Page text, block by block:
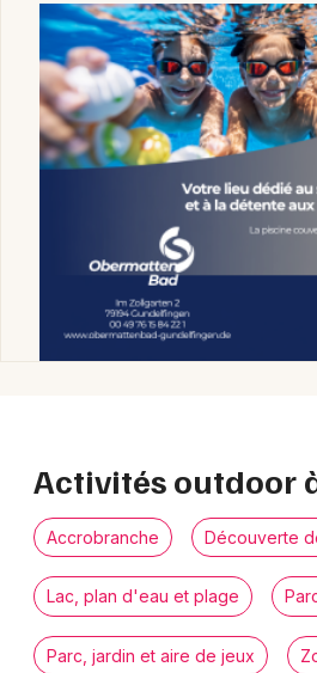
Activités outdoor
Accrobranche Découverte
Lac, plan d'eau et plage
Parc, jardin et aire de jeux